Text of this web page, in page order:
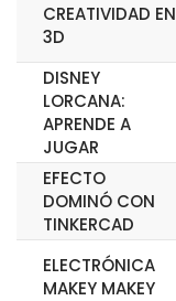
CREATIVIDAD EN
3D
DISNEY
LORCANA:
APRENDE A
JUGAR
EFECTO
DOMINÓ CON
TINKERCAD
ELECTRÓNICA
MAKEY MAKEY